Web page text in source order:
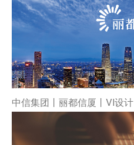
中信集团丨丽都信厦丨VI设计